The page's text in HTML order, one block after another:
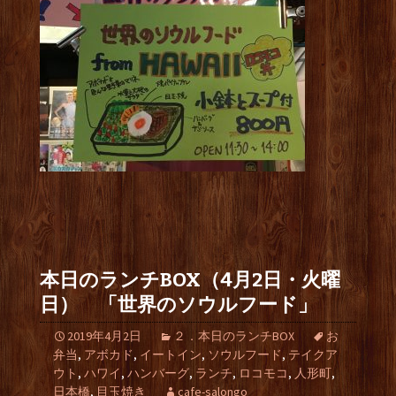
本日のランチBOX（4月2日・火曜
日） 「世界のソウルフード」
2019年4月2日 ２．本日のランチBOX
お
弁当, アボカド, イートイン, ソウルフード,テイクア
ウト , ハワイ, ハンバーグ, ランチ, ロコモコ, 人形町,
日本橋, 目玉焼き cafe-salongo